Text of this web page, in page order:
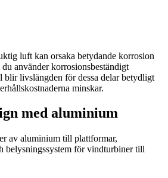
luft kan orsaka betydande korrosion
använder korrosionsbeständigt
blir livslängden för dessa delar betydligt
minskar.
med aluminium
av aluminium till plattformar,
belysningssystem för vindturbiner till